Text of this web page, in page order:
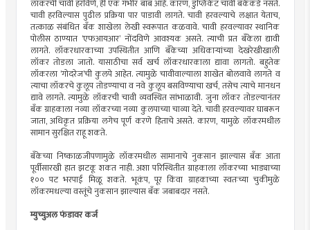
लॉकरची चावी हरविणे, ही एक गंभीर बाब आहे. कारण, डुप्लिकेट चावी बँकेकडे नसते.
चावी हरविल्यास पुढील प्रक्रिया पार पाडावी लागते. चावी हरवल्याचे लक्षात येताच,
तत्काळ संबंधित बँक शाखेला लेखी स्वरूपात कळवावे. चावी हरवल्यावर स्थानिक
पोलीस ठाण्यात ‘एफआयआर’ नोंदविणे आवश्यक असते. त्याची प्रत बँकेला द्यावी
लागते. लॉकरधारकाच्या उपस्थितीत आणि बँकेच्या अधिकार्‍यांच्या देखरेखीखाली
लॉकर तोडला जातो. यासाठीचा सर्व खर्च लॉकरधारकाला द्यावा लागतो. बहुतेक
लॉकरला ‘गोदरेज’ची कुलपे आहेत. त्यामुळे चावीवाल्याला शाखेत बोलवावे लागते व
त्याचा लॉकरचे कुलूप तोडण्याचा व नवे कुलूप बसविण्याचा खर्च, तसेच त्याचे मानधन
द्यावे लागते. त्यामुळे लॉकरची चावी व्यवस्थित सांभाळावी. जुना लॉकर तोडल्यानंतर
बँक ग्राहकाला नव्या लॉकरच्या नव्या कुलपाच्या चाव्या देते. चावी हरवल्यावर घाबरून
जाता, अधिकृत प्रक्रिया लगेच पूर्ण करणे हिताचे असते. कारण, यामुळे लॉकरमधील
सामान सुरक्षित राहू शकते.
बँकेच्या निष्काळजीपणामुळे लॉकरमधील सामानाचे नुकसान झाल्यास बँक आता
पूर्वीसारखी हात झटकू शकत नाही. अशा परिस्थितीत ग्राहकाला लॉकरच्या भाड्याच्या
१०० पट भरपाई मिळू शकते. भूकंप, पूर किंवा ग्राहकाच्या स्वतःच्या चुकीमुळे
लॉकरमधल्या वस्तूंचे नुकसान झाल्यास बँक जबाबदार नसते.
म्युच्युअल फंडावर कर्ज